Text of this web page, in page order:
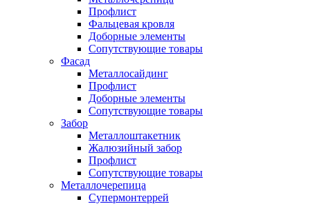
Профлист
Фальцевая кровля
Доборные элементы
Сопутствующие товары
Фасад
Металлосайдинг
Профлист
Доборные элементы
Сопутствующие товары
Забор
Металлоштакетник
Жалюзийный забор
Профлист
Сопутствующие товары
Металлочерепица
Супермонтеррей